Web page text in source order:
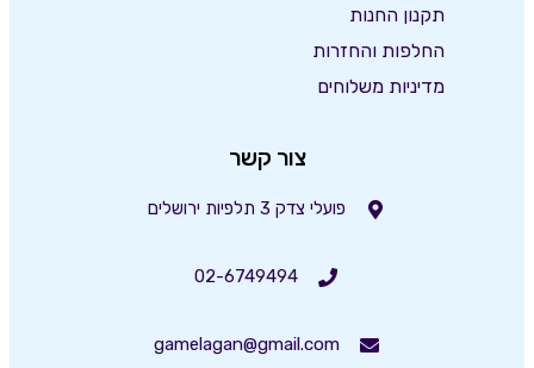
תקנון החנות
החלפות והחזרות
מדיניות משלוחים
צור קשר
פועלי צדק 3 תלפיות ירושלים
02-6749494
gamelagan@gmail.com